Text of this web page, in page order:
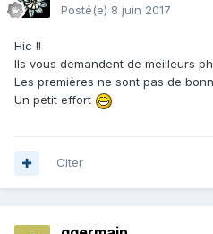
Posté(e) 8 juin 2017
Hic !!
Ils vous demandent de meilleurs
Les premières ne sont pas de
Un petit effort
Citer